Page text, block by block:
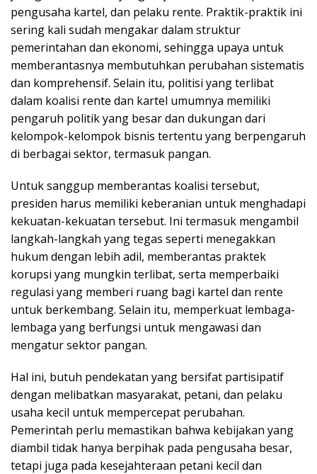
pengusaha kartel, dan pelaku rente. Praktik-praktik ini
sering kali sudah mengakar dalam struktur
pemerintahan dan ekonomi, sehingga upaya untuk
memberantasnya membutuhkan perubahan sistematis
dan komprehensif. Selain itu, politisi yang terlibat
dalam koalisi rente dan kartel umumnya memiliki
pengaruh politik yang besar dan dukungan dari
kelompok-kelompok bisnis tertentu yang berpengaruh
di berbagai sektor, termasuk pangan.
Untuk sanggup memberantas koalisi tersebut,
presiden harus memiliki keberanian untuk menghadapi
kekuatan-kekuatan tersebut. Ini termasuk mengambil
langkah-langkah yang tegas seperti menegakkan
hukum dengan lebih adil, memberantas praktek
korupsi yang mungkin terlibat, serta memperbaiki
regulasi yang memberi ruang bagi kartel dan rente
untuk berkembang. Selain itu, memperkuat lembaga-
lembaga yang berfungsi untuk mengawasi dan
mengatur sektor pangan.
Hal ini, butuh pendekatan yang bersifat partisipatif
dengan melibatkan masyarakat, petani, dan pelaku
usaha kecil untuk mempercepat perubahan.
Pemerintah perlu memastikan bahwa kebijakan yang
diambil tidak hanya berpihak pada pengusaha besar,
tetapi juga pada kesejahteraan petani kecil dan